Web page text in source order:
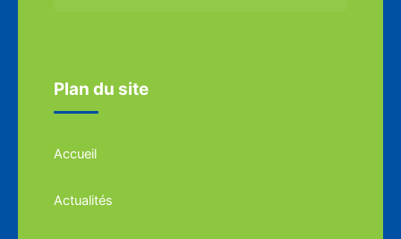
Plan du site
Accueil
Actualités